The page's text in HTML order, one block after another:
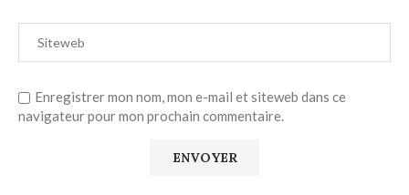
Enregistrer mon nom, mon e-mail et siteweb dans ce
navigateur pour mon prochain commentaire.